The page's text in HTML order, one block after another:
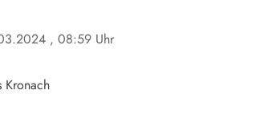
, 08:59 Uhr
Kronach